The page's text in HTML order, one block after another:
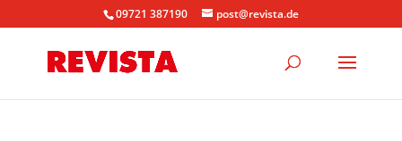
09721 387190 post@revista.de